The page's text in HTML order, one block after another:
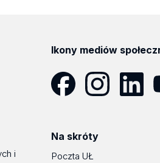
Ikony mediów
i
Na skróty
Poczta UŁ